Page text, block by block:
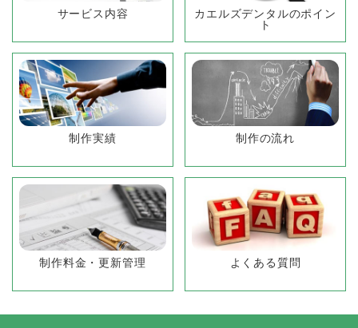
サービス内容
カエルズデンタルのポイン
ト
制作実績 制作の流れ
制作料金・更新管理 よくある質問